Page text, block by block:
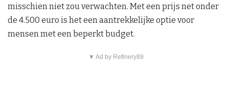
misschien niet zou verwachten. Met een prijs net onder
de 4.500 euro is het een aantrekkelijke optie voor
mensen met een beperkt budget.
▼ Ad by Refinery89